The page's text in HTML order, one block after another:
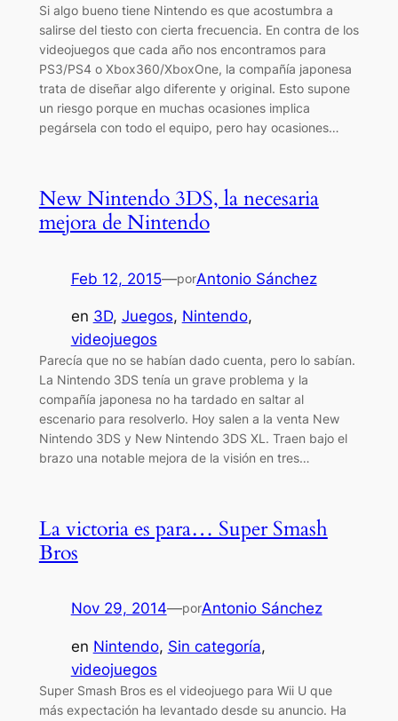
Si algo bueno tiene Nintendo es que acostumbra a
salirse del tiesto con cierta frecuencia. En contra de los
videojuegos que cada año nos encontramos para
PS3/PS4 o Xbox360/XboxOne, la compañía japonesa
trata de diseñar algo diferente y original. Esto supone
un riesgo porque en muchas ocasiones implica
pegársela con todo el equipo, pero hay ocasiones…
New Nintendo 3DS, la necesaria
mejora de Nintendo
Feb 12, 2015—porAntonio Sánchez
en 3D, Juegos, Nintendo
videojuegos
Parecía que no se habían dado cuenta, pero lo sabían.
La Nintendo 3DS tenía un grave problema y la
compañía japonesa no ha tardado en saltar al
escenario para resolverlo. Hoy salen a la venta New
Nintendo 3DS y New Nintendo 3DS XL. Traen bajo el
brazo una notable mejora de la visión en tres…
La victoria es para… Super Smash
Bros
Nov 29, 2014—porAntonio Sánchez
en Nintendo, Sin categoría
videojuegos
Super Smash Bros es el videojuego para Wii U que
más expectación ha levantado desde su anuncio. Ha